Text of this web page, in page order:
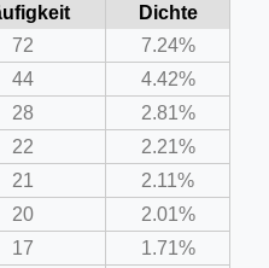
Dichte
72
7.24%
44
4.42%
28
2.81%
22
2.21%
21
2.11%
20
2.01%
17
1.71%